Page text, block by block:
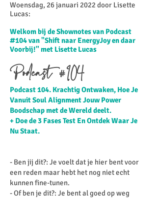
Woensdag, 26 januari 2022 door Lisette
Lucas:​
Welkom bij de Shownotes van Podcast
#104 van "Shift naar EnergyJoy en daar
Voorbij!" met Lisette Lucas
Podcast #104
Podcast 104. Krachtig Ontwaken, Hoe Je
Vanuit Soul Alignment Jouw Power
Boodschap met de Wereld deelt.
+ Doe de 3 Fases Test En Ontdek Waar Je
Nu Staat.
- Ben jij dit?: Je voelt dat je hier bent voor
een reden maar hebt het nog niet echt
kunnen fine-tunen.
- Of ben je dit?: Je bent al goed op weg